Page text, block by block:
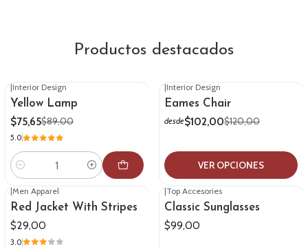
Productos destacados
|Interior Design
Yellow Lamp
$75,65$89,00
5.0
Cantidad
|Interior Design
Eames Chair
desde$102,00$120,00
VER OPCIONES
|Men Apparel
Red Jacket With Stripes
$29,00
3.0
|Top Accesories
Classic Sunglasses
$99,00